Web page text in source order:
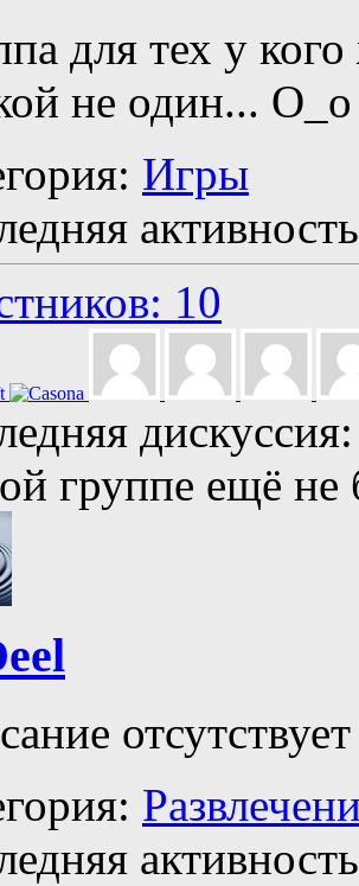
для тех у
не один... О_о
Игры
10
дискуссия:
группе ещё не
отсутствует